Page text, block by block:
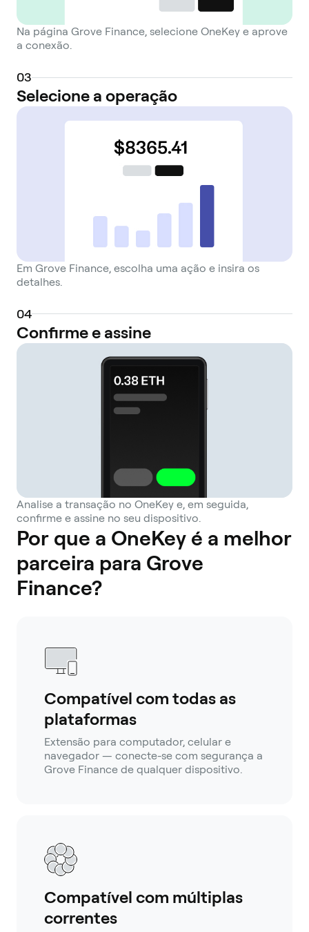
Na página Grove Finance, selecione OneKey e aprove
a conexão.
03
Selecione a operação
Em Grove Finance, escolha uma ação e insira os
detalhes.
04
Confirme e assine
Analise a transação no OneKey e, em seguida,
confirme e assine no seu dispositivo.
Por que a OneKey é a melhor
parceira para Grove
Finance?
Compatível com todas as
plataformas
Extensão para computador, celular e
navegador — conecte-se com segurança a
Grove Finance de qualquer dispositivo.
Compatível com múltiplas
correntes